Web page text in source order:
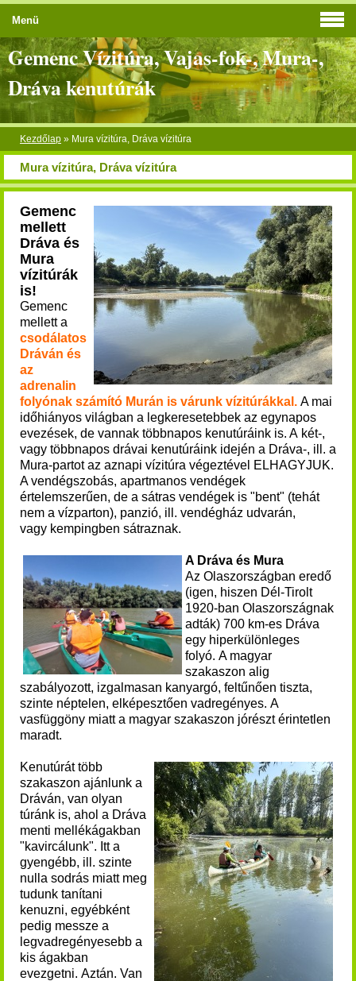
Gemenc Vízitúra, Vajas-fok-, Mura-,
Dráva kenutúrák
Kezdőlap » Mura vízitúra, Dráva vízitúra
Mura vízitúra, Dráva vízitúra
Gemenc
mellett
Dráva és
Mura
vízitúrák
is!
Gemenc
mellett a
csodálatos
Dráván és
az
adrenalin
folyónak számító Murán is várunk vízitúrákkal. A mai
időhiányos világban a legkeresetebbek az egynapos
evezések, de vannak többnapos kenutúráink is. A két-,
vagy többnapos drávai kenutúráink idején a Dráva-, ill. a
Mura-partot az aznapi vízitúra végeztével ELHAGYJUK.
A vendégszobás, apartmanos vendégek
értelemszerűen, de a sátras vendégek is "bent" (tehát
nem a vízparton), panzió, ill. vendégház udvarán,
vagy kempingben sátraznak.
A Dráva és Mura
Az Olaszországban eredő
(igen, hiszen Dél-Tirolt
1920-ban Olaszországnak
adták) 700 km-es Dráva
egy hiperkülönleges
folyó. A magyar
szakaszon alig
szabályozott, izgalmasan kanyargó, feltűnően tiszta,
szinte néptelen, elképesztően vadregényes. A
vasfüggöny miatt a magyar szakaszon jórészt érintetlen
maradt.
Kenutúrát több
szakaszon ajánlunk a
Dráván, van olyan
túránk is, ahol a Dráva
menti mellékágakban
"kavircálunk". Itt a
gyengébb, ill. szinte
nulla sodrás miatt meg
tudunk tanítani
kenuzni, egyébként
pedig messze a
legvadregényesebb a
kis ágakban
evezgetni. Aztán. Van
Menü